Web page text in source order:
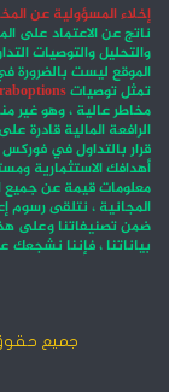
إخلاء المسؤولية عن
ناتج عن الاعتماد على
والتحليل والتوصيات
الموقع ليست بالضرورة
تمثل توصيات
مخاطر عالية ، وهو غير
الرافعة المالية قادرة
قرار بالتداول في
أهدافك الاستثمارية
معلومات قيمة عن جميع
المجانية ، نتلقى رسوم
ضمن تصنيفاتنا وعلى
بياناتنا ، فإننا
جميع